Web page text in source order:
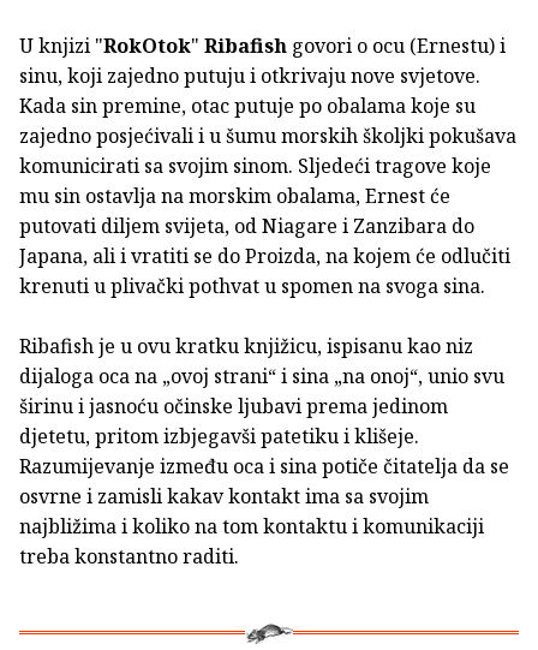
U knjizi "RokOtok" Ribafish govori o ocu (Ernestu) i
sinu, koji zajedno putuju i otkrivaju nove svjetove.
Kada sin premine, otac putuje po obalama koje su
zajedno posjećivali i u šumu morskih školjki pokušava
komunicirati sa svojim sinom. Sljedeći tragove koje
mu sin ostavlja na morskim obalama, Ernest će
putovati diljem svijeta, od Niagare i Zanzibara do
Japana, ali i vratiti se do Proizda, na kojem će odlučiti
krenuti u plivački pothvat u spomen na svoga sina.
Ribafish je u ovu kratku knjižicu, ispisanu kao niz
dijaloga oca na „ovoj strani“ i sina „na onoj“, unio svu
širinu i jasnoću očinske ljubavi prema jedinom
djetetu, pritom izbjegavši patetiku i klišeje.
Razumijevanje između oca i sina potiče čitatelja da se
osvrne i zamisli kakav kontakt ima sa svojim
najbližima i koliko na tom kontaktu i komunikaciji
treba konstantno raditi.